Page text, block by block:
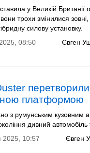
у Великій
трохи змінилися
силову установку.
Євген
08:50
перетворили
платформою
з румунським кузовним
дивний автомобіль
Євген
2025, 10:57